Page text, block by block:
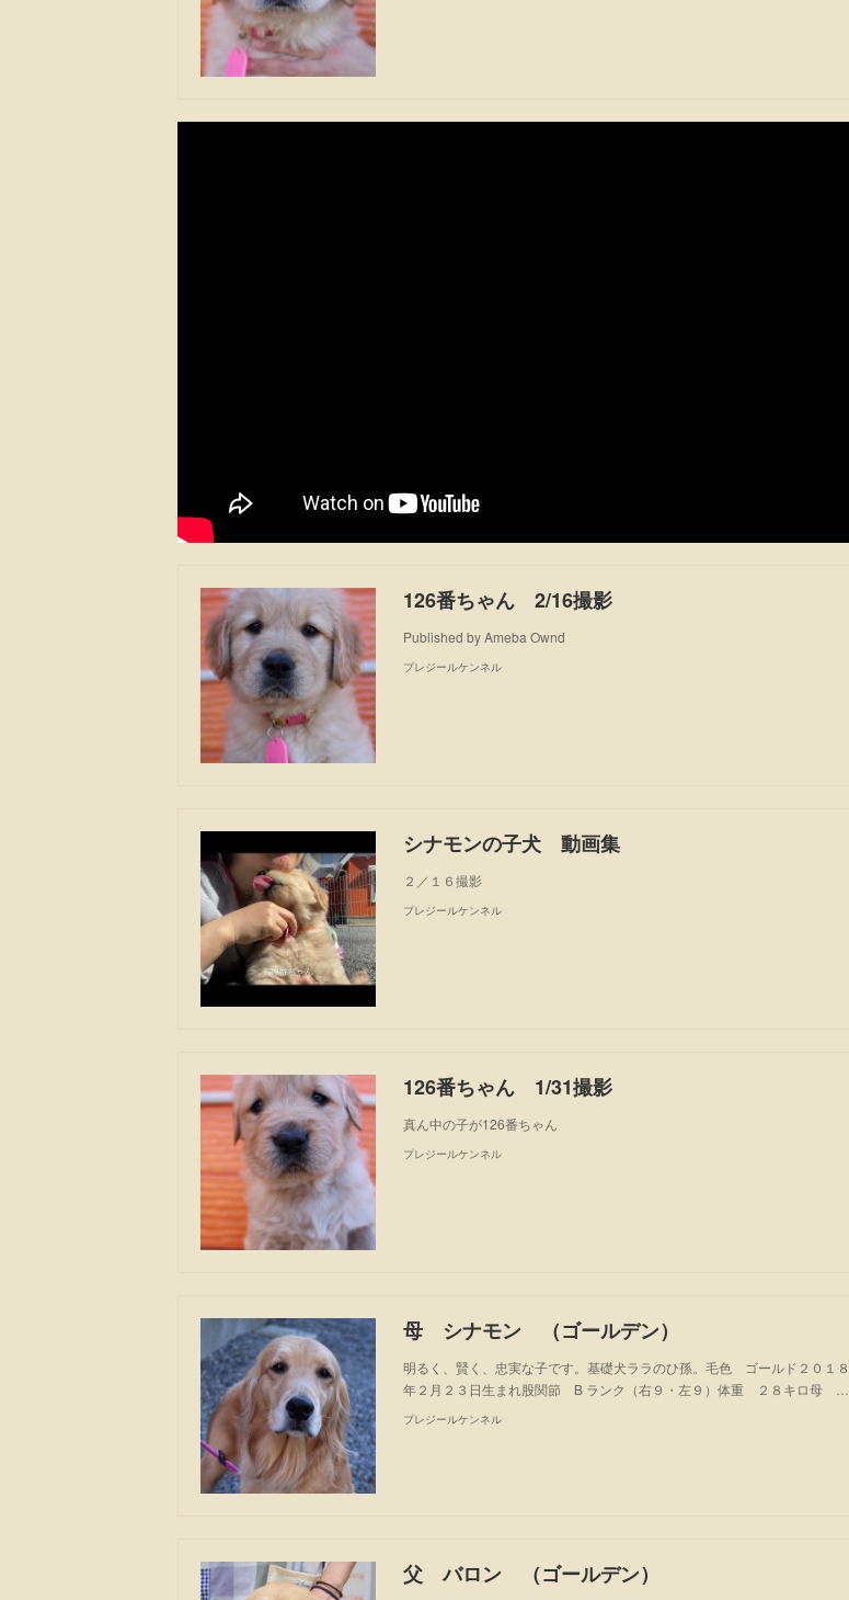
126番ちゃん 2/16撮影
Published by Ameba Ownd
プレジールケンネル
シナモンの子犬 動画集
２／１６撮影
プレジールケンネル
126番ちゃん 1/31撮影
真ん中の子が126番ちゃん
プレジールケンネル
母 シナモン （ゴールデン）
明るく、賢く、忠実な子です。基礎犬ララのひ孫。毛色 ゴールド２０１８
年２月２３日生まれ股関節 B ランク（右９・左９）体重 ２８キロ母 …
プレジールケンネル
父 バロン （ゴールデン）